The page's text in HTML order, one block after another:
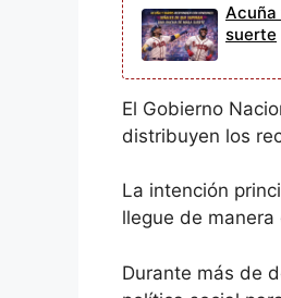
Acuña
suerte
El Gobierno
distribuyen los
La intención
llegue de
Durante más de